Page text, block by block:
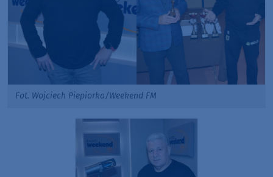
Fot. Wojciech Piepiorka/Weekend FM